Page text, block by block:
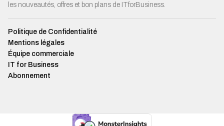
les nouveautés, offres et bon plans de ITforBusiness.
Politique de Confidentialité
Mentions légales
Équipe commerciale
IT for Business
Abonnement